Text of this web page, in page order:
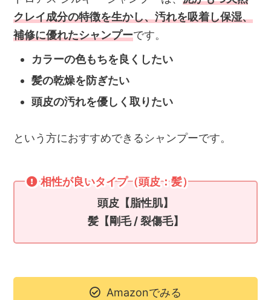
クレイ成分の特徴を生かし、汚れを吸着し保湿、
補修に優れたシャンプーです。
カラーの色もちを良くしたい
髪の乾燥を防ぎたい
頭皮の汚れを優しく取りたい
という方におすすめできるシャンプーです。
相性が良いタイプ（頭皮：髪）
頭皮【脂性肌】
髪【剛毛 / 裂傷毛】
Amazonでみる